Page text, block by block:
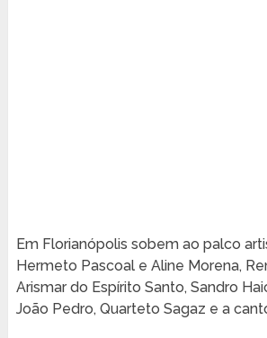
Em Florianópolis sobem ao palco
Hermeto Pascoal e Aline Morena,
Arismar do Espírito Santo, Sandro
João Pedro, Quarteto Sagaz e a